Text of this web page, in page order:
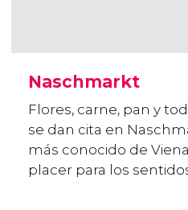
Naschmarkt
Flores, carne, pan y
se dan cita en
más conocido de
placer para los